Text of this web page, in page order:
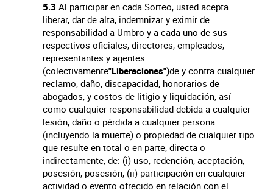
5.3 Al participar en cada Sorteo, usted acepta
liberar, dar de alta, indemnizar y eximir de
responsabilidad a Umbro y a cada uno de sus
respectivos oficiales, directores, empleados,
representantes y agentes
(colectivamente"Liberaciones")de y contra cualquier
reclamo, daño, discapacidad, honorarios de
abogados, y costos de litigio y liquidación, así
como cualquier responsabilidad debida a cualquier
lesión, daño o pérdida a cualquier persona
(incluyendo la muerte) o propiedad de cualquier tipo
que resulte en total o en parte, directa o
indirectamente, de: (i) uso, redención, aceptación,
posesión, posesión, (ii) participación en cualquier
actividad o evento ofrecido en relación con el